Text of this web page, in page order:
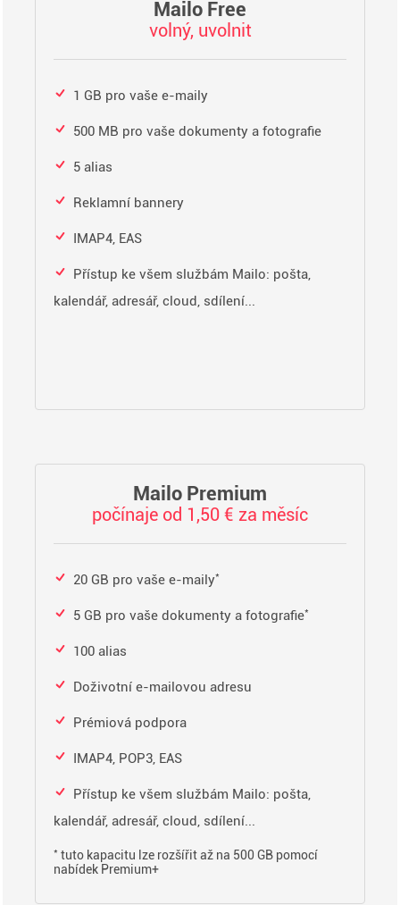
Mailo Free
volný, uvolnit
1 GB pro vaše e-maily
500 MB pro vaše dokumenty a fotografie
5 alias
Reklamní bannery
IMAP4, EAS
Přístup ke všem službám Mailo: pošta,
kalendář, adresář, cloud, sdílení...
Mailo Premium
počínaje od 1,50 € za měsíc
20 GB pro vaše e-maily*
5 GB pro vaše dokumenty a fotografie*
100 alias
Doživotní e-mailovou adresu
Prémiová podpora
IMAP4, POP3, EAS
Přístup ke všem službám Mailo: pošta,
kalendář, adresář, cloud, sdílení...
* tuto kapacitu lze rozšířit až na 500 GB pomocí
nabídek Premium+